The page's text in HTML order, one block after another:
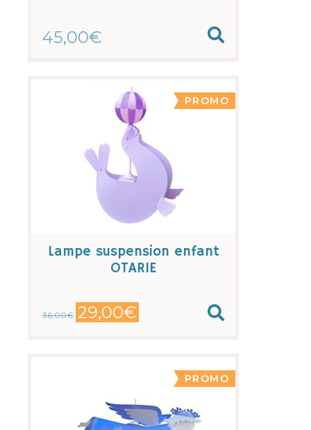
45,00€
Lampe suspension enfant
OTARIE
36,00€ 29,00€
PROMO
PROMO